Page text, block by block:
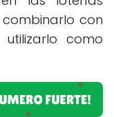
con
como